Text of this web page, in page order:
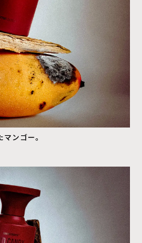
ゴー。